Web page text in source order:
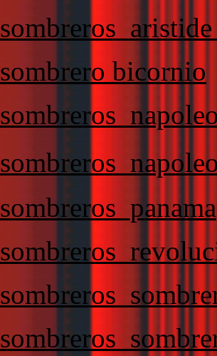
sombrero bicornio
sombreros_panama